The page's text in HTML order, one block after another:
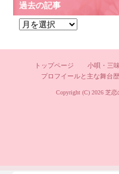
過去の記事
の
トップページ 小唄・三
プロフイールと主な舞台歴
Copyright (C) 2026 芝恋